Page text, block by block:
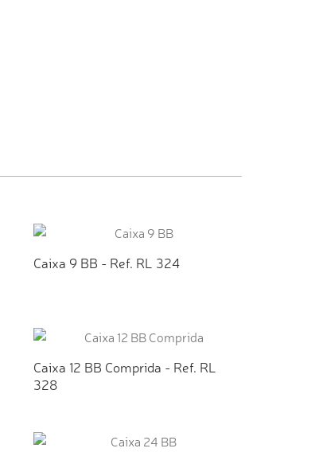
Caixa 9 BB - Ref. RL 324
Caixa 12 BB Comprida - Ref. RL
328